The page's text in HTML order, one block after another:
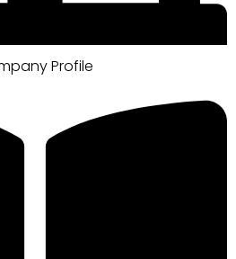
Profile